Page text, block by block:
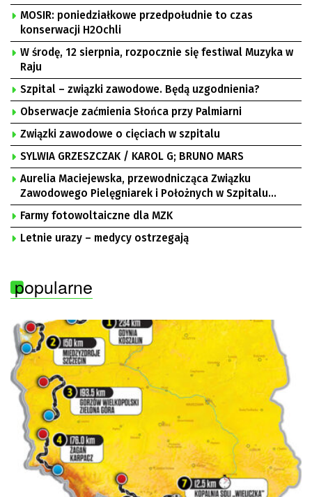
MOSIR: poniedziałkowe przedpołudnie to czas
konserwacji H2Ochli
W środę, 12 sierpnia, rozpocznie się festiwal Muzyka w
Raju
Szpital – związki zawodowe. Będą uzgodnienia?
Obserwacje zaćmienia Słońca przy Palmiarni
Związki zawodowe o cięciach w szpitalu
SYLWIA GRZESZCZAK / KAROL G; BRUNO MARS
Aurelia Maciejewska, przewodnicząca Związku
Zawodowego Pielęgniarek i Położnych w Szpitalu
Uniwersyteckim w Zielonej Górze, Bogusław
Motowidełko, przewodniczący Zarządu Regionu NSZZ
„Solidarność” Zielona Góra
Farmy fotowoltaiczne dla MZK
Letnie urazy – medycy ostrzegają
popularne